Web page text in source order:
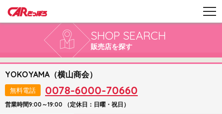
SHOP SEARCH
販売店を探す
YOKOYAMA（横山商会）
無料電話 0078-6000-70660
営業時間9:00～19:00 （定休日：日曜・祝日）